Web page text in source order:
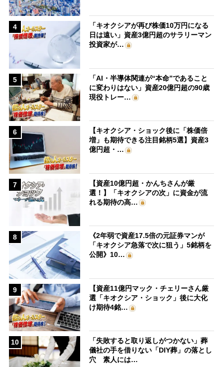
4
「キオクシアが再び株価10万円になる
日は遠い」資産3億円超のサラリーマン
投資家が…
5
「AI・半導体関連が“本命”であること
に変わりはない」資産20億円超の90歳
現役トレー…
6
【キオクシア・ショック後に「株価倍
増」も期待できる注目銘柄5選】資産3
億円超・…
7
【資産10億円超・かんちさんが厳
選！】「キオクシアの次」に資金が流
れる期待の高…
8
《2年弱で資産17.5倍の元証券マンが
「キオクシア急落で次に狙う」5銘柄を
公開》10…
9
【資産11億円マック・チェリーさん厳
選「キオクシア・ショック」後に大化
け期待4銘…
10
「失敗すると取り返しがつかない」葬
儀社の手を借りない「DIY葬」の落とし
穴 素人には…